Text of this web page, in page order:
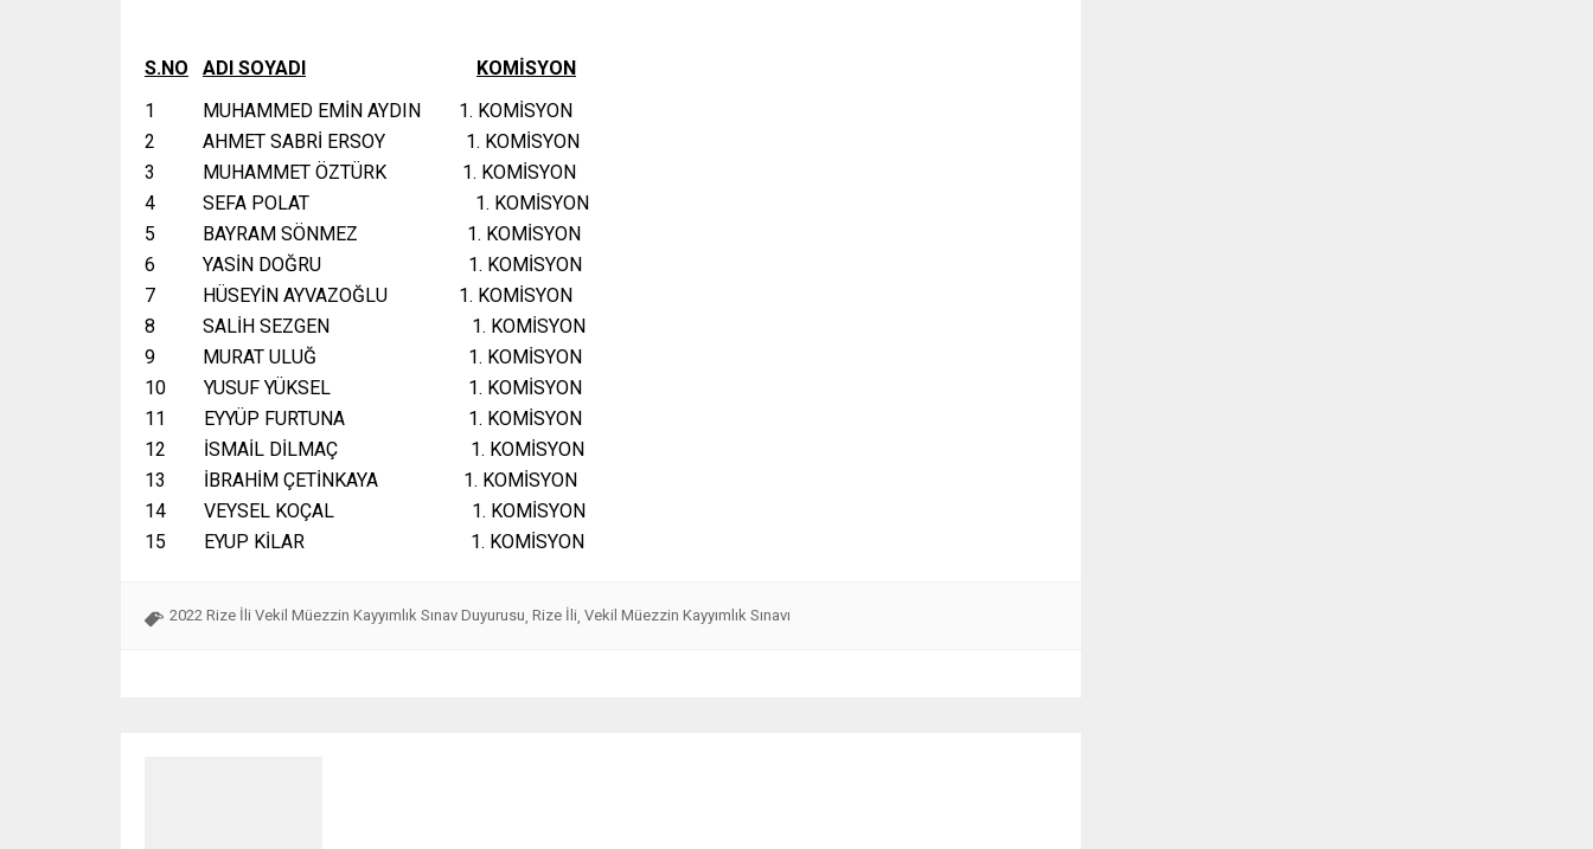
S.NO ADI SOYADI
KOMİSYON
1 MUHAMMED EMİN AYDIN 1. KOMİSYON
2 AHMET SABRİ ERSOY 1. KOMİSYON
3 MUHAMMET ÖZTÜRK 1. KOMİSYON
4 SEFA POLAT 1. KOMİSYON
5 BAYRAM SÖNMEZ 1. KOMİSYON
6 YASİN DOĞRU 1. KOMİSYON
7 HÜSEYİN AYVAZOĞLU 1. KOMİSYON
8 SALİH SEZGEN 1. KOMİSYON
9 MURAT ULUĞ 1. KOMİSYON
10 YUSUF YÜKSEL 1. KOMİSYON
11 EYYÜP FURTUNA 1. KOMİSYON
12 İSMAİL DİLMAÇ 1. KOMİSYON
13 İBRAHİM ÇETİNKAYA 1. KOMİSYON
14 VEYSEL KOÇAL 1. KOMİSYON
15 EYUP KİLAR 1. KOMİSYON
2022 Rize İli Vekil Müezzin Kayyımlık Sınav Duyurusu, Rize İli, Vekil Müezzin Kayyımlık Sınavı